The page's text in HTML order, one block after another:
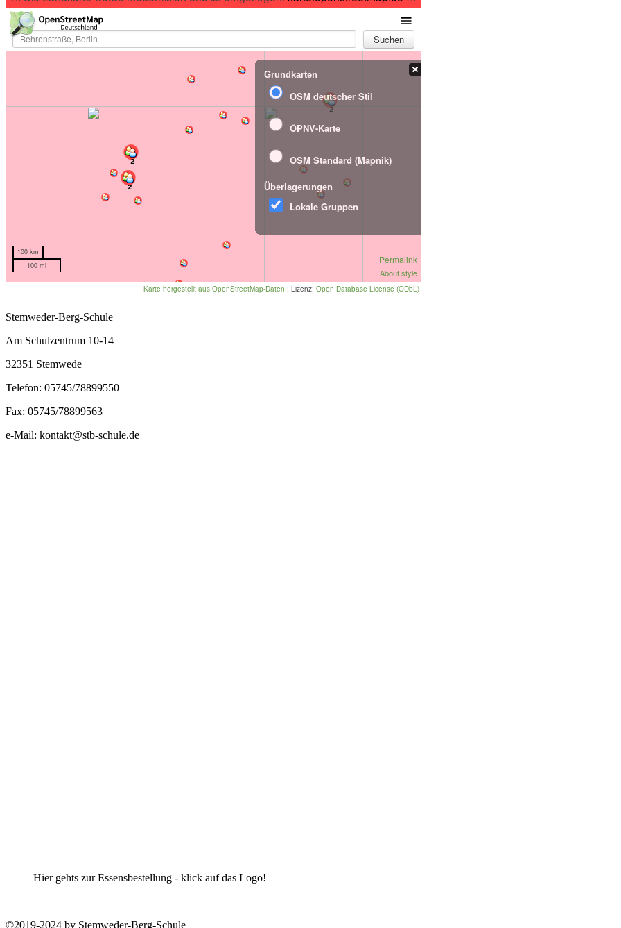
Stemweder-Berg-Schule
Am Schulzentrum 10-14
32351 Stemwede
Telefon: 05745/78899550
Fax: 05745/78899563
e-Mail: kontakt@stb-schule.de
Hier gehts zur Essensbestellung - klick auf das Logo!
©2019-2024 by Stemweder-Berg-Schule